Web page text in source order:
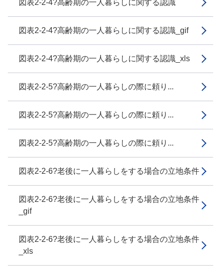
図表2-2-4?高齢期の一人暮らしに関する認識
図表2-2-4?高齢期の一人暮らしに関する認識_gif
図表2-2-4?高齢期の一人暮らしに関する認識_xls
図表2-2-5?高齢期の一人暮らしの際に頼り...
図表2-2-5?高齢期の一人暮らしの際に頼り...
図表2-2-5?高齢期の一人暮らしの際に頼り...
図表2-2-6?老後に一人暮らしをする場合の立地条件
図表2-2-6?老後に一人暮らしをする場合の立地条件
_gif
図表2-2-6?老後に一人暮らしをする場合の立地条件
_xls